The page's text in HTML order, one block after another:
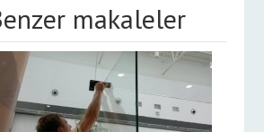
makaleler